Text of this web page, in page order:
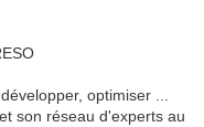
optimiser ...
son réseau d'experts au